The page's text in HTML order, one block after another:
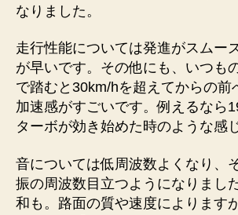
なりました。
走行性能については発進がスムー
が早いです。その他にも、いつも
で踏むと30km/hを超えてからの前
加速感がすごいです。例えるなら
ターボが効き始めた時のような感
音については低周波数よくなり、
振の周波数目立つようになりまし
和も。路面の質や速度によります